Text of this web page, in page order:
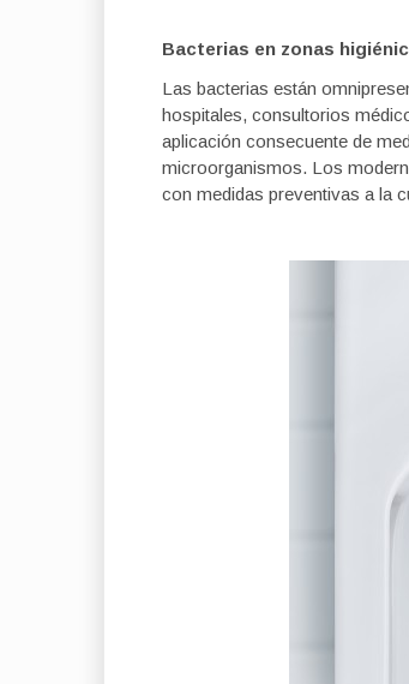
Bacterias en zonas
Las bacterias están
hospitales, consultorios
aplicación consecuente de
microorganismos. Los
con medidas preventivas a la